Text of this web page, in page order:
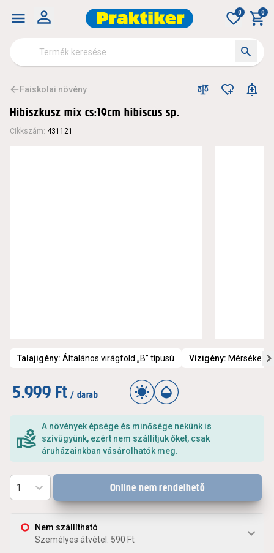
0 0
Faiskolai növény
Hibiszkusz mix cs:19cm hibiscus sp.
Cikkszám: 431121
Talajigény: Általános virágföld „B” típusú Vízigény: Mérsékelt
5.999 Ft / darab
A növények épsége és minősége nekünk is
szívügyünk, ezért nem szállítjuk őket, csak
áruházainkban vásárolhatók meg.
Nem szállítható
Személyes átvétel: 590 Ft
1 Online nem rendelhető